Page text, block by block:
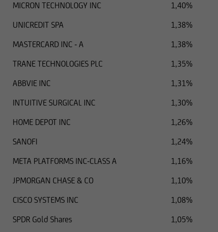
MICRON TECHNOLOGY INC
1,40%
UNICREDIT SPA
1,38%
MASTERCARD INC - A
1,38%
TRANE TECHNOLOGIES PLC
1,35%
ABBVIE INC
1,31%
INTUITIVE SURGICAL INC
1,30%
HOME DEPOT INC
1,26%
SANOFI
1,24%
META PLATFORMS INC-CLASS A
1,16%
JPMORGAN CHASE & CO
1,10%
CISCO SYSTEMS INC
1,08%
SPDR Gold Shares
1,05%